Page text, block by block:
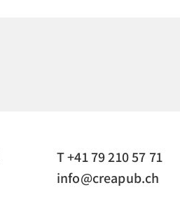
T +41 79 210 57 71
info@creapub.ch